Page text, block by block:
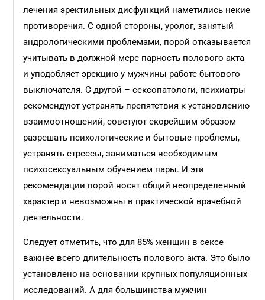
лечения эректильных дисфункций наметились некие
противоречия. С одной стороны, уролог, занятый
андрологическими проблемами, порой отказывается
учитывать в должной мере парность полового акта
и уподобляет эрекцию у мужчины работе бытового
выключателя. С другой – сексопатологи, психиатры
рекомендуют устранять препятствия к установлению
взаимоотношений, советуют скорейшим образом
разрешать психологические и бытовые проблемы,
устранять стрессы, заниматься необходимым
психосексуальным обучением пары. И эти
рекомендации порой носят общий неопределенный
характер и невозможны в практической врачебной
деятельности.
Следует отметить, что для 85% женщин в сексе
важнее всего длительность полового акта. Это было
установлено на основании крупных популяционных
исследований. А для большинства мужчин